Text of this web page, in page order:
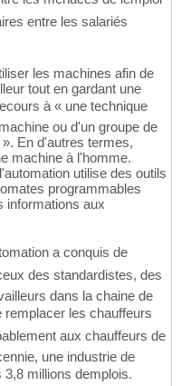
entre les salariés
les machines afin de
tout en gardant une
à « une technique
ou d'un groupe de
En d'autres termes,
machine à l'homme.
utilise des outils
programmables
informations aux
a conquis de
des standardistes, des
dans la chaine de
remplacer les chauffeurs
aux chauffeurs de
une industrie de
millions demplois.